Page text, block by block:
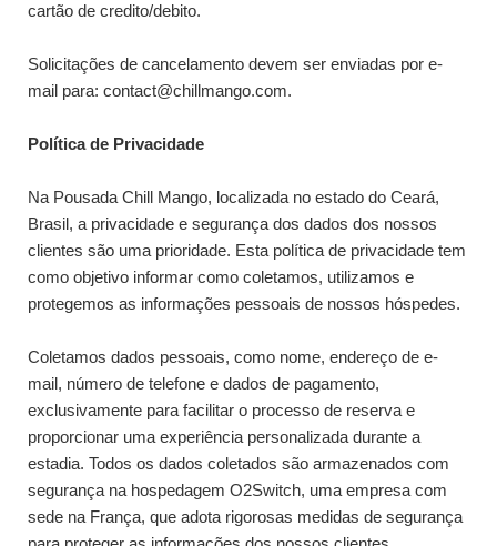
cartão de credito/debito.
Solicitações de cancelamento devem ser enviadas por e-
mail para: contact@chillmango.com.
Política de Privacidade
Na Pousada Chill Mango, localizada no estado do Ceará,
Brasil, a privacidade e segurança dos dados dos nossos
clientes são uma prioridade. Esta política de privacidade tem
como objetivo informar como coletamos, utilizamos e
protegemos as informações pessoais de nossos hóspedes.
Coletamos dados pessoais, como nome, endereço de e-
mail, número de telefone e dados de pagamento,
exclusivamente para facilitar o processo de reserva e
proporcionar uma experiência personalizada durante a
estadia. Todos os dados coletados são armazenados com
segurança na hospedagem O2Switch, uma empresa com
sede na França, que adota rigorosas medidas de segurança